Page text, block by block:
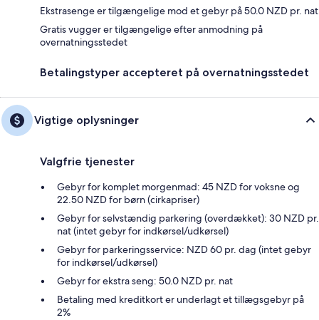
Ekstrasenge er tilgængelige mod et gebyr på 50.0 NZD pr. nat
Gratis vugger er tilgængelige efter anmodning på
overnatningsstedet
Betalingstyper accepteret på overnatningsstedet
Vigtige oplysninger
Valgfrie tjenester
Gebyr for komplet morgenmad: 45 NZD for voksne og
22.50 NZD for børn (cirkapriser)
Gebyr for selvstændig parkering (overdækket): 30 NZD pr.
nat (intet gebyr for indkørsel/udkørsel)
Gebyr for parkeringsservice: NZD 60 pr. dag (intet gebyr
for indkørsel/udkørsel)
Gebyr for ekstra seng: 50.0 NZD pr. nat
Betaling med kreditkort er underlagt et tillægsgebyr på
2%